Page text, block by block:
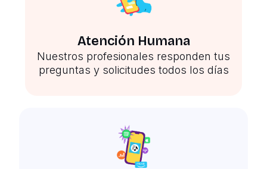
Atención Humana
Nuestros profesionales responden tus
preguntas y solicitudes todos los días